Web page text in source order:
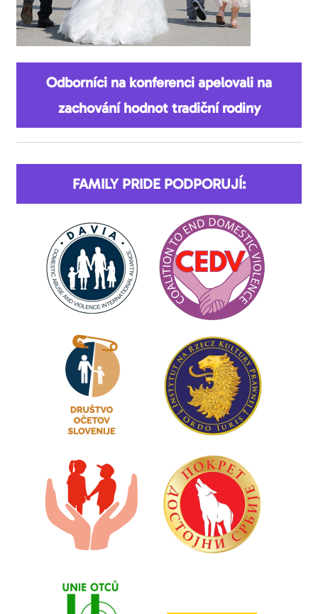
Odborníci na konferenci apelovali na
zachování hodnot tradiční rodiny
FAMILY PRIDE PODPORUJÍ: